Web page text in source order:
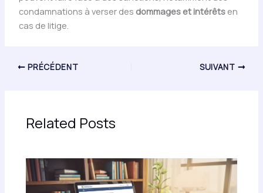
condamnations à verser des dommages et intérêtsen
cas de litige.
PRÉCÉDENT SUIVANT
Related Posts